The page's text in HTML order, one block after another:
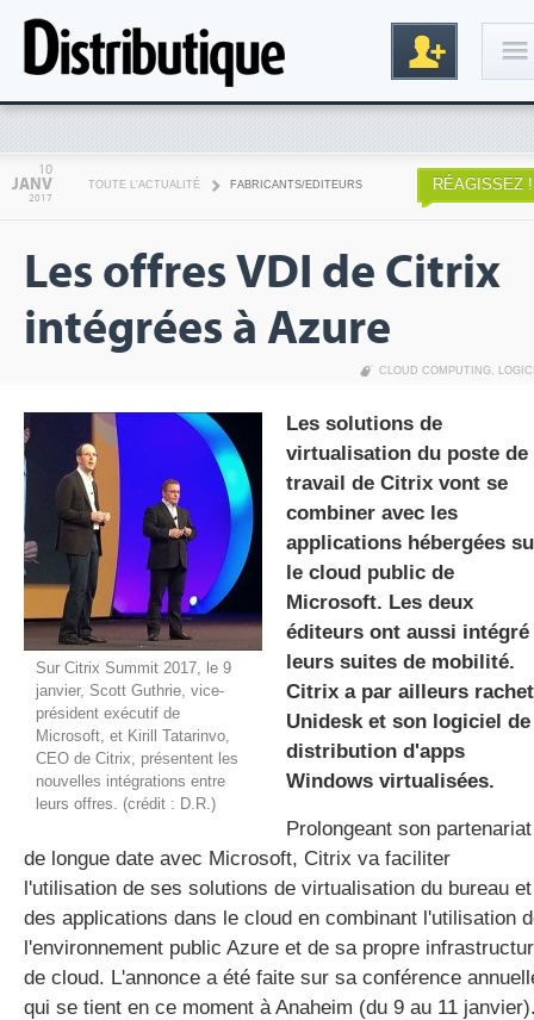
10
JANV
2017
TOUTE L'ACTUALITÉ FABRICANTS/EDITEURS RÉAGISSEZ !
Les offres VDI de Citrix
intégrées à Azure
CLOUD COMPUTING,
Sur Citrix Summit 2017, le 9
janvier, Scott Guthrie, vice-
président exécutif de
Microsoft, et Kirill Tatarinvo,
CEO de Citrix, présentent les
nouvelles intégrations entre
leurs offres. (crédit : D.R.)
Les solutions de
virtualisation du poste de
travail de Citrix vont se
combiner avec les
applications hébergées
le cloud public de
Microsoft. Les deux
éditeurs ont aussi intégré
leurs suites de mobilité.
Citrix a par ailleurs
Unidesk et son logiciel de
distribution d'apps
Windows virtualisées.
Prolongeant son partenariat
de longue date avec Microsoft, Citrix va faciliter
l'utilisation de ses solutions de virtualisation du bureau et
des applications dans le cloud en combinant l'utilisation
l'environnement public Azure et de sa propre
de cloud. L'annonce a été faite sur sa conférence
qui se tient en ce moment à Anaheim (du 9 au 11